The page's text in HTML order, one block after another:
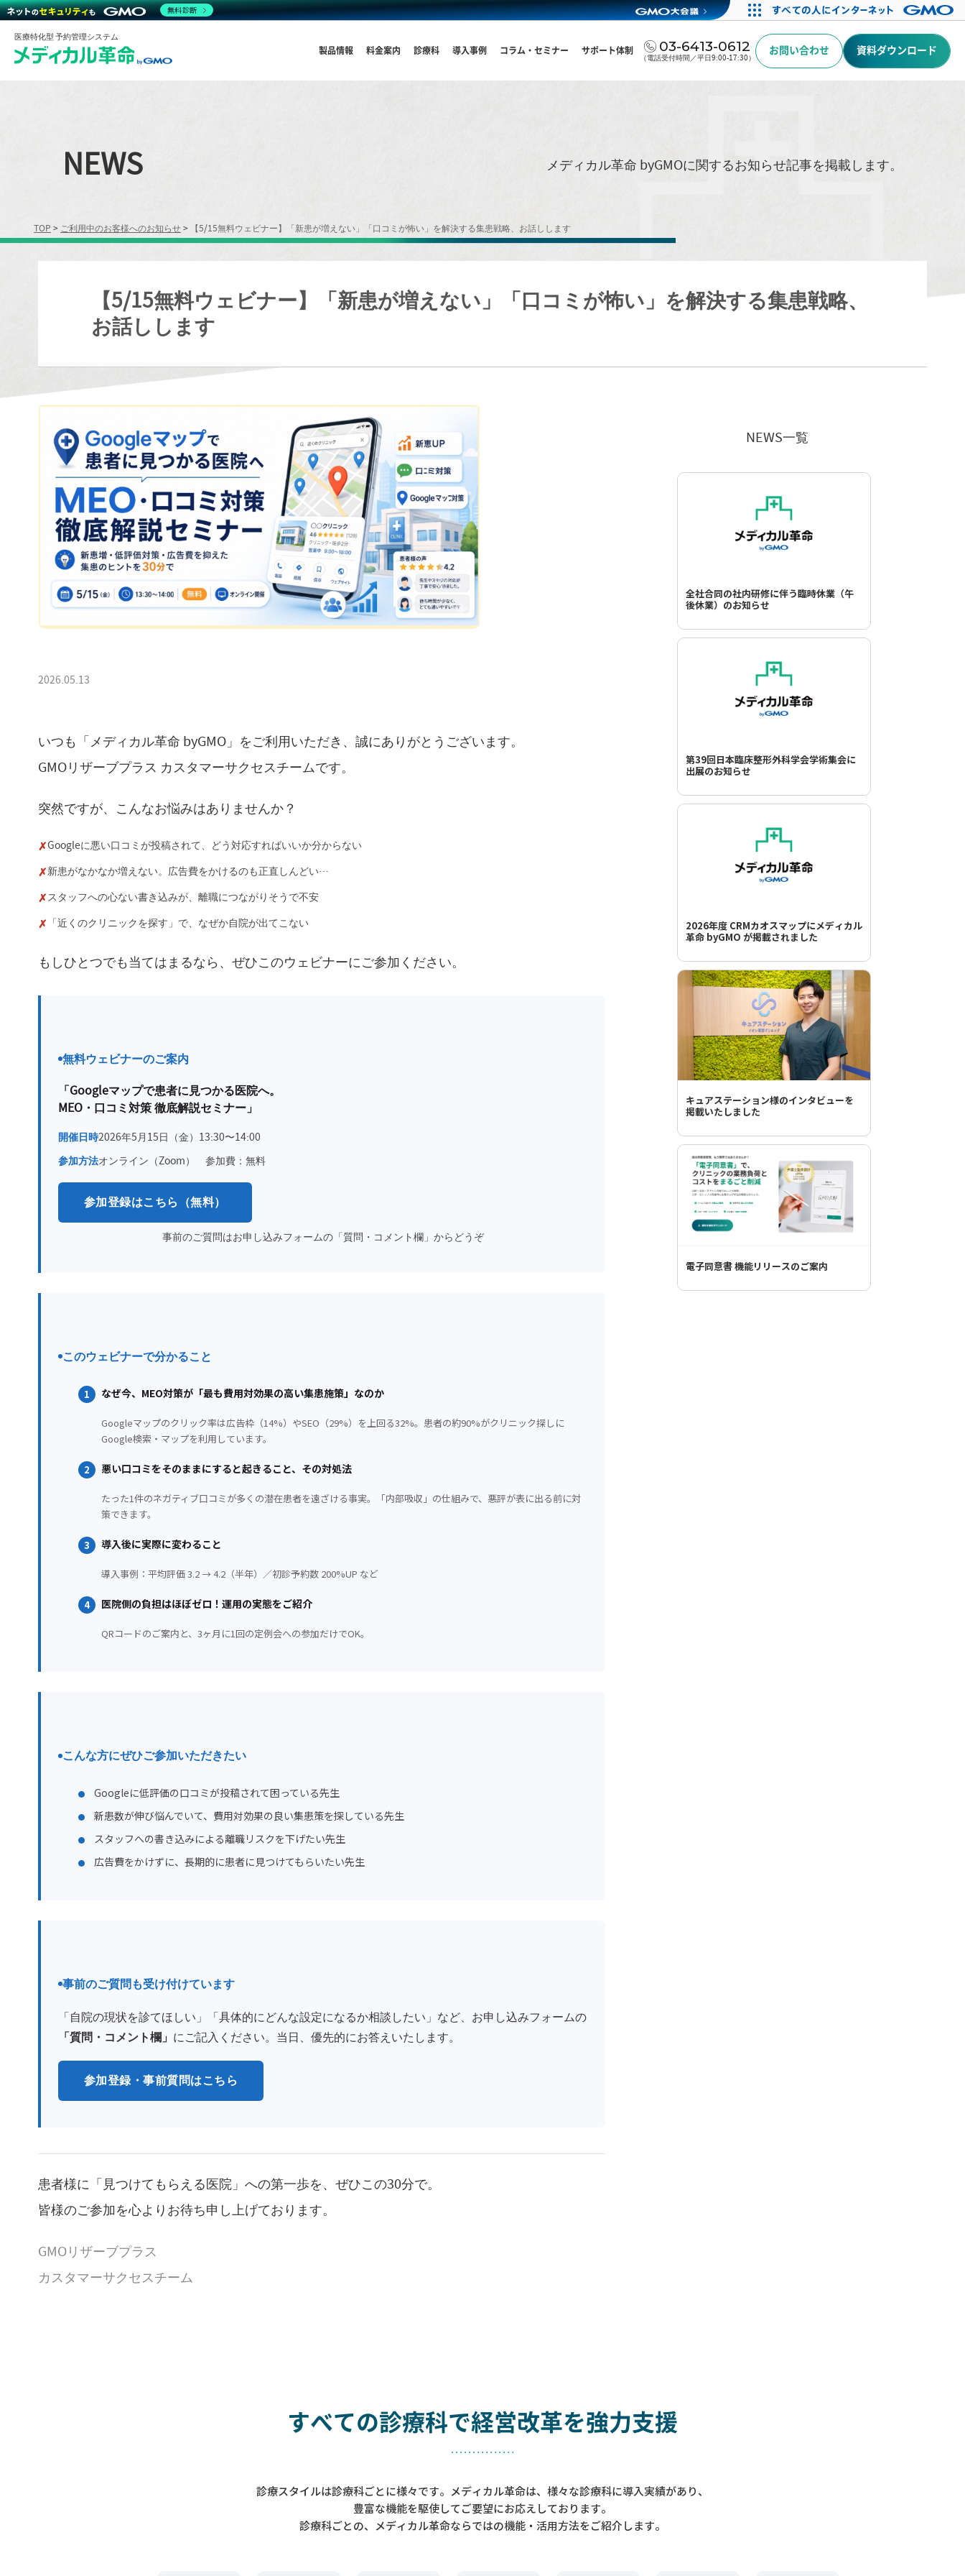
医療特化型 予約管理システム
製品情報 料金案内 診療科 導入事例 コラム・セミナー サポート体制 03-6413-0612
（電話受付時間／平日9:00-17:30）
お問い合わせ 資料ダウンロード
NEWS メディカル革命 byGMOに関するお知らせ記事を掲載します。
TOP > ご利用中のお客様へのお知らせ > 【5/15無料ウェビナー】「新患が増えない」「口コミが怖い」を解決する集患戦略、お話しします
【5/15無料ウェビナー】「新患が増えない」「口コミが怖い」を解決する集患戦略、
お話しします
2026.05.13
いつも「メディカル革命 byGMO」をご利用いただき、誠にありがとうございます。
GMOリザーブプラス カスタマーサクセスチームです。
突然ですが、こんなお悩みはありませんか？
✗Googleに悪い口コミが投稿されて、どう対応すればいいか分からない
✗新患がなかなか増えない。広告費をかけるのも正直しんどい…
✗スタッフへの心ない書き込みが、離職につながりそうで不安
✗ 「近くのクリニックを探す」で、なぜか自院が出てこない
もしひとつでも当てはまるなら、ぜひこのウェビナーにご参加ください。
無料ウェビナーのご案内
「Googleマップで患者に見つかる医院へ。
MEO・口コミ対策 徹底解説セミナー」
開催日時2026年5月15日（金）13:30〜14:00
参加方法オンライン（Zoom） 参加費：無料
参加登録はこちら（無料）
事前のご質問はお申し込みフォームの「質問・コメント欄」からどうぞ
このウェビナーで分かること
1 なぜ今、MEO対策が「最も費用対効果の高い集患施策」なのか
Googleマップのクリック率は広告枠（14%）やSEO（29%）を上回る32%。患者の約90%がクリニック探しに
Google検索・マップを利用しています。
2 悪い口コミをそのままにすると起きること、その対処法
たった1件のネガティブ口コミが多くの潜在患者を遠ざける事実。「内部吸収」の仕組みで、悪評が表に出る前に対
策できます。
3 導入後に実際に変わること
導入事例：平均評価 3.2 → 4.2（半年）／初診予約数 200%UP など
4 医院側の負担はほぼゼロ！運用の実態をご紹介
QRコードのご案内と、3ヶ月に1回の定例会への参加だけでOK。
こんな方にぜひご参加いただきたい
Googleに低評価の口コミが投稿されて困っている先生
新患数が伸び悩んでいて、費用対効果の良い集患策を探している先生
スタッフへの書き込みによる離職リスクを下げたい先生
広告費をかけずに、長期的に患者に見つけてもらいたい先生
事前のご質問も受け付けています
「自院の現状を診てほしい」「具体的にどんな設定になるか相談したい」など、お申し込みフォームの
「質問・コメント欄」 にご記入ください。当日、優先的にお答えいたします。
参加登録・事前質問はこちら
患者様に「見つけてもらえる医院」への第一歩を、ぜひこの30分で。
皆様のご参加を心よりお待ち申し上げております。
GMOリザーブプラス
カスタマーサクセスチーム
NEWS一覧
全社合同の社内研修に伴う臨時休業（午
後休業）のお知らせ
第39回日本臨床整形外科学会学術集会に
出展のお知らせ
2026年度 CRMカオスマップにメディカル
革命 byGMO が掲載されました
キュアステーション様のインタビューを
掲載いたしました
電子同意書 機能リリースのご案内
すべての診療科で経営改革を強力支援
診療スタイルは診療科ごとに様々です。メディカル革命は、様々な診療科に導入実績があり、
豊富な機能を駆使してご要望にお応えしております。
診療科ごとの、メディカル革命ならではの機能・活用方法をご紹介します。
無料診断